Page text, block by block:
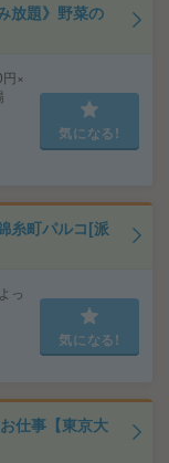
放題》野菜の
×
気になる!
町パルコ[派
っ
気になる!
仕事【東京大